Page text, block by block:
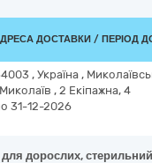
ДОСТАВКИ / ПЕРІОД
, Україна ,
Миколаїв , 2 Екіпажна, 4
31-12-2026
дорослих,